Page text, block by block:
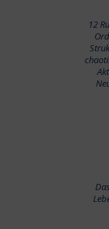
12